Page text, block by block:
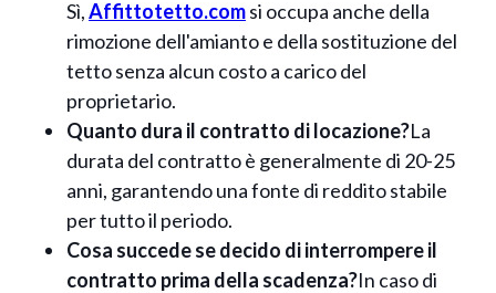
Sì,Affittotetto.comsi occupa anche della
rimozione dell'amianto e della sostituzione del
tetto senza alcun costo a carico del
proprietario.
Quanto dura il contratto di locazione?La
durata del contratto è generalmente di 20-25
anni, garantendo una fonte di reddito stabile
per tutto il periodo.
Cosa succede se decido di interrompere il
contratto prima della scadenza?In caso di